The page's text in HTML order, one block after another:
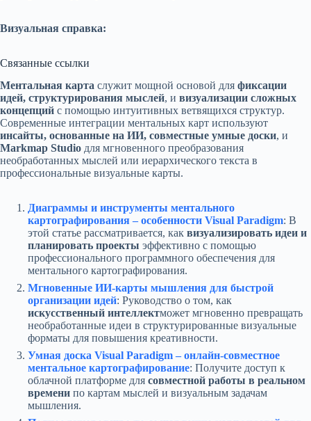
Визуальная справка:
Связанные ссылки
Ментальная карта служит мощной основой для фиксации
идей, структурирования мыслей, и визуализации сложных
концепций с помощью интуитивных ветвящихся структур.
Современные интеграции ментальных карт используют
инсайты, основанные на ИИ, совместные умные доски, и
Markmap Studio для мгновенного преобразования
необработанных мыслей или иерархического текста в
профессиональные визуальные карты.
Диаграммы и инструменты ментального
картографирования – особенности Visual Paradigm: В
этой статье рассматривается, как визуализировать идеи и
планировать проекты эффективно с помощью
профессионального программного обеспечения для
ментального картографирования.
Мгновенные ИИ-карты мышления для быстрой
организации идей: Руководство о том, как
искусственный интеллектможет мгновенно превращать
необработанные идеи в структурированные визуальные
форматы для повышения креативности.
Умная доска Visual Paradigm – онлайн-совместное
ментальное картографирование: Получите доступ к
облачной платформе для совместной работы в реальном
времени по картам мыслей и визуальным задачам
мышления.